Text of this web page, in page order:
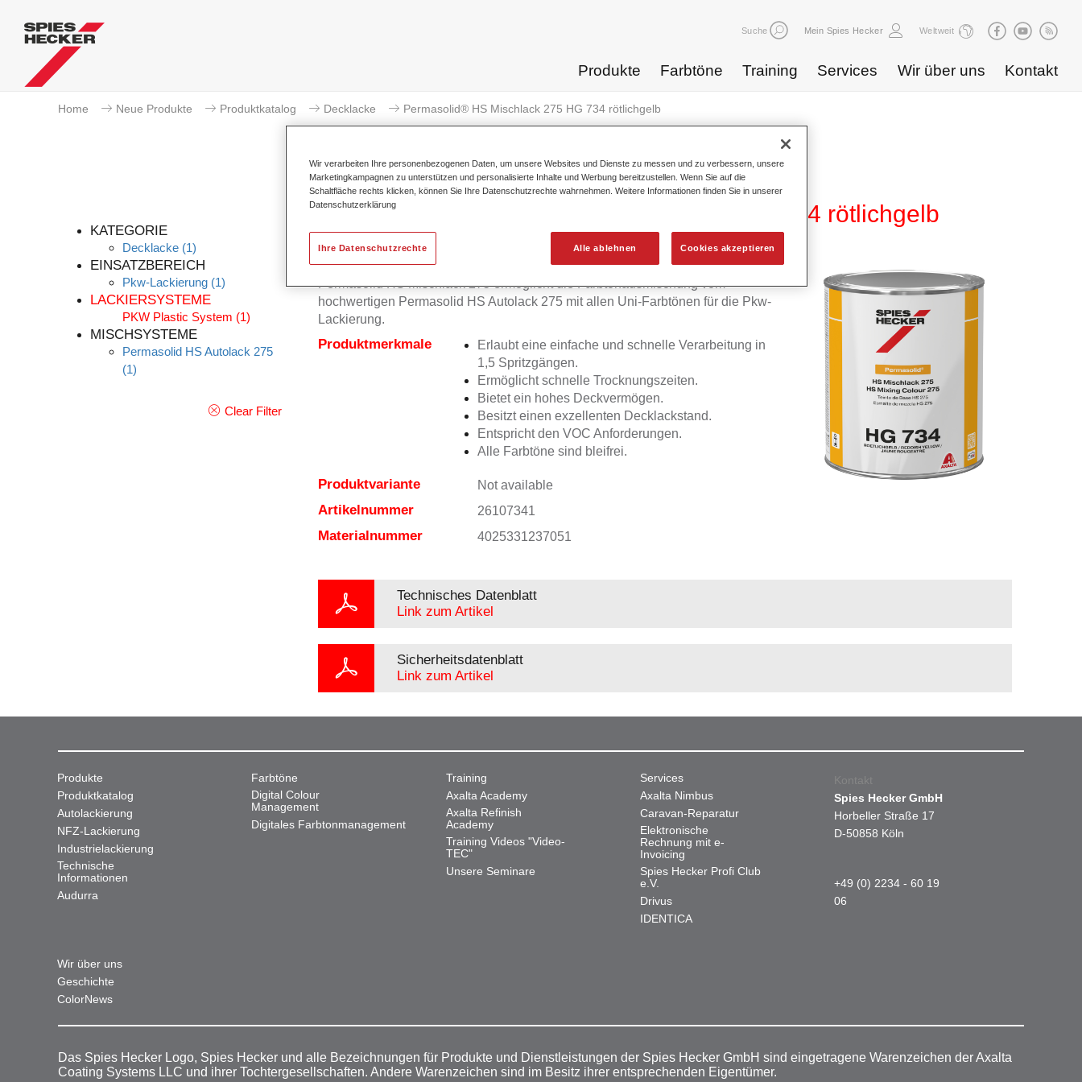
Suche Mein Spies Hecker Weltweit
Produkte Farbtöne Training Services Wir über uns Kontakt
Home Neue Produkte Produktkatalog Decklacke Permasolid® HS Mischlack 275 HG 734 rötlichgelb
KATEGORIE
Decklacke (1)
EINSATZBEREICH
Pkw-Lackierung (1)
LACKIERSYSTEME
PKW Plastic System (1)
MISCHSYSTEME
Permasolid HS Autolack 275
(1)
Clear Filter
Permasolid® HS Mischlack 275 HG 734 rötlichgelb
Permasolid HS Mischlack 275 ermöglicht die Farbtonausmischung vom
hochwertigen Permasolid HS Autolack 275 mit allen Uni-Farbtönen für die Pkw-
Lackierung.
Produktmerkmale
Erlaubt eine einfache und schnelle Verarbeitung in
1,5 Spritzgängen.
Ermöglicht schnelle Trocknungszeiten.
Bietet ein hohes Deckvermögen.
Besitzt einen exzellenten Decklackstand.
Entspricht den VOC Anforderungen.
Alle Farbtöne sind bleifrei.
Produktvariante Not available
Artikelnummer 26107341
Materialnummer 4025331237051
Technisches Datenblatt
Link zum Artikel
Sicherheitsdatenblatt
Link zum Artikel
Produkte
Produktkatalog
Autolackierung
NFZ-Lackierung
Industrielackierung
Technische
Informationen
Audurra
Farbtöne
Digital Colour
Management
Digitales Farbtonmanagement
Training
Axalta Academy
Axalta Refinish
Academy
Training Videos "Video-
TEC"
Unsere Seminare
Services
Axalta Nimbus
Caravan-Reparatur
Elektronische
Rechnung mit e-
Invoicing
Spies Hecker Profi Club
e.V.
Drivus
IDENTICA
Wir über uns
Geschichte
ColorNews
Kontakt
Spies Hecker GmbH
Horbeller Straße 17
D-50858 Köln
+49 (0) 2234 - 60 19
06
Das Spies Hecker Logo, Spies Hecker und alle Bezeichnungen für Produkte und Dienstleistungen der Spies Hecker GmbH sind eingetragene Warenzeichen der Axalta
Coating Systems LLC und ihrer Tochtergesellschaften. Andere Warenzeichen sind im Besitz ihrer entsprechenden Eigentümer.
Wir verarbeiten Ihre personenbezogenen Daten, um unsere Websites und Dienste zu messen und zu verbessern, unsere
Marketingkampagnen zu unterstützen und personalisierte Inhalte und Werbung bereitzustellen. Wenn Sie auf die
Schaltfläche rechts klicken, können Sie Ihre Datenschutzrechte wahrnehmen. Weitere Informationen finden Sie in unserer
Datenschutzerklärung
Alle ablehnen Cookies akzeptieren
Ihre Datenschutzrechte